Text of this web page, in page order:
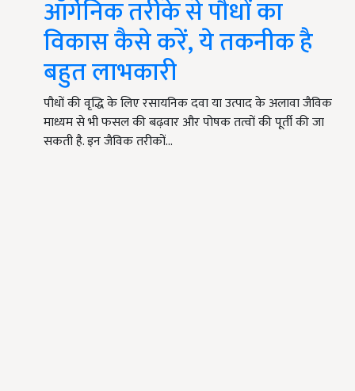
ऑर्गेनिक तरीके से पौधों का
विकास कैसे करें, ये तकनीक है
बहुत लाभकारी
पौधों की वृद्धि के लिए रसायनिक दवा या उत्पाद के अलावा जैविक
माध्यम से भी फसल की बढ़वार और पोषक तत्वों की पूर्ती की जा
सकती है. इन जैविक तरीकों…